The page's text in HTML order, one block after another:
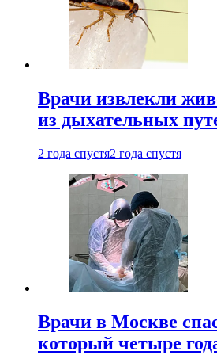
Врачи извлекли
из дыхательных
2 года спустя2 года спустя
Врачи в Москве
который четыре